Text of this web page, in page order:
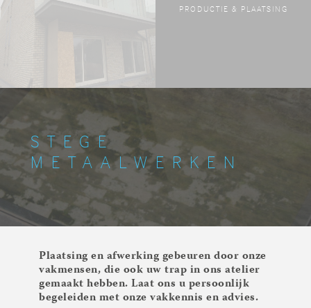
PRODUCTIE & PLAATSING
Plaatsing en afwerking gebeuren door onze
vakmensen, die ook uw trap in ons atelier
gemaakt hebben. Laat ons u persoonlijk
begeleiden met onze vakkennis en advies.
STEGE
METAALWERKEN